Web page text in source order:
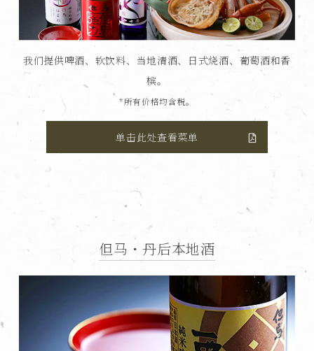
我们提供啤酒、软饮料、当地清酒、日式烧酒、葡萄酒和香
槟。
*所有价格均含税。
单击此处查看菜单
但马・丹后本地酒